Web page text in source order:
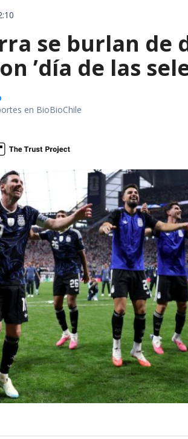
se burlan de
’día de las
en BioBioChile